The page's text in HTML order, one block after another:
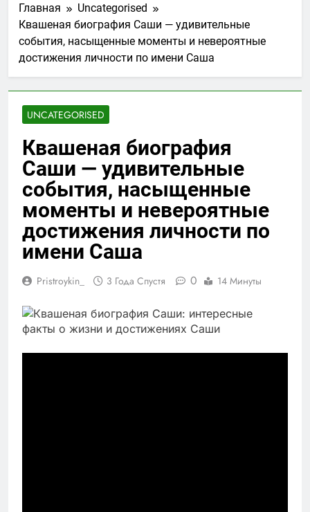
Главная
Uncategorised
Квашеная биография Саши — удивительные
события, насыщенные моменты и невероятные
достижения личности по имени Саша
UNCATEGORISED
Квашеная биография
Саши — удивительные
события, насыщенные
моменты и невероятные
достижения личности по
имени Саша
Pristroykin_ 3 Года Спустя 0 14 Минуты